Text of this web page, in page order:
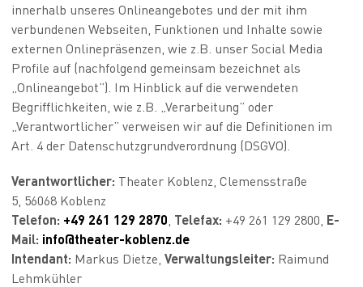
innerhalb unseres Onlineangebotes und der mit ihm
verbundenen Webseiten, Funktionen und Inhalte sowie
externen Onlinepräsenzen, wie z.B. unser Social Media
Profile auf (nachfolgend gemeinsam bezeichnet als
„Onlineangebot”). Im Hinblick auf die verwendeten
Begrifflichkeiten, wie z.B. „Verarbeitung” oder
„Verantwortlicher” verweisen wir auf die Definitionen im
Art. 4 der Datenschutzgrundverordnung (DSGVO).
Verantwortlicher: Theater Koblenz, Clemensstraße
5, 56068 Koblenz
Telefon: +49 261 129 2870 Telefax: +49 261 129 2800, E-
Mail: info@theater-koblenz.de
Intendant: Markus Dietze, Verwaltungsleiter: Raimund
Lehmkühler